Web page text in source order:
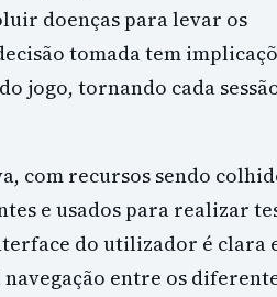
doenças para levar os
tomada tem
jogo, tornando cada
com recursos sendo
e usados para realizar
do utilizador é clara
entre os